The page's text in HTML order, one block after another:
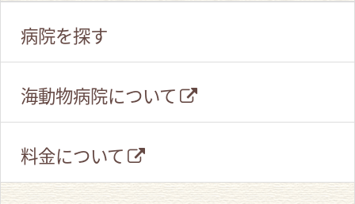
病院を探す
海動物病院について
料金について